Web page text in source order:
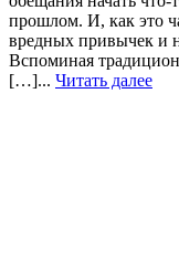
прошлом. И, как это
вредных привычек и
Вспоминая
[…]... Читать далее